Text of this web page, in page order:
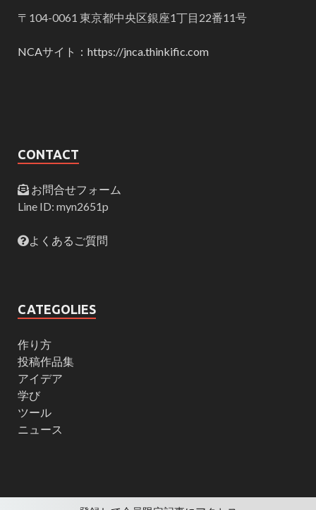
〒104-0061 東京都中央区銀座1丁目22番11号
NCAサイト：https://jnca.thinkific.com
CONTACT
お問合せフォーム
Line ID: myn2651p
よくあるご質問
CATEGOLIES
作り方
投稿作品集
アイデア
学び
ツール
ニュース